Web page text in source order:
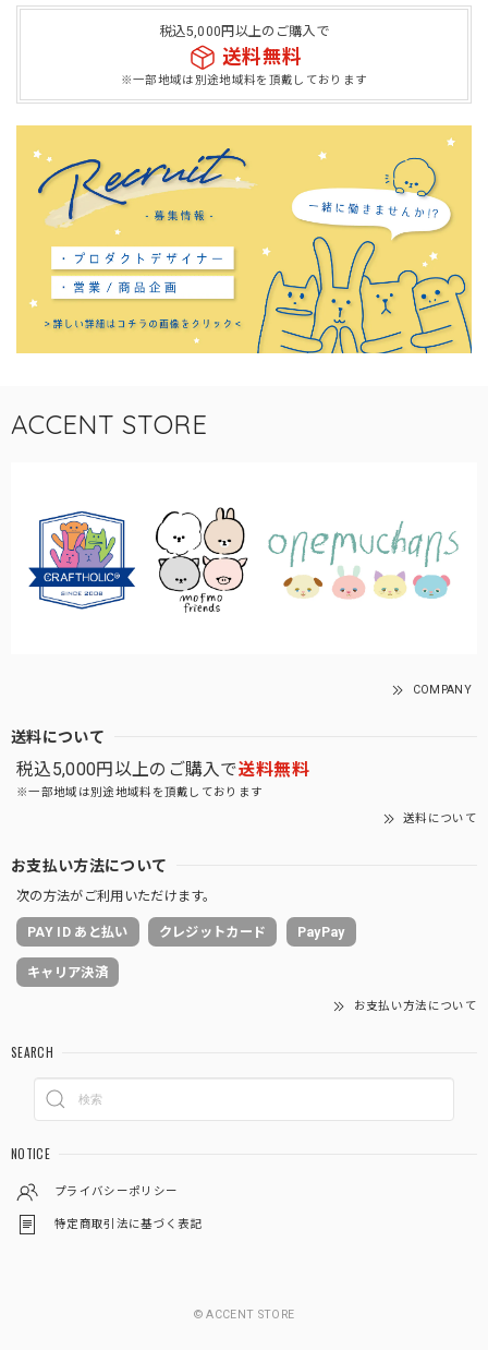
税込5,000円以上のご購入で
送料無料
※一部地域は別途地域料を頂戴しております
ACCENT STORE
COMPANY
送料について
税込5,000円以上のご購入で送料無料
※一部地域は別途地域料を頂戴しております
送料について
お支払い方法について
次の方法がご利用いただけます。
PAY ID あと払い クレジットカード PayPay
キャリア決済
お支払い方法について
SEARCH
NOTICE
プライバシーポリシー
特定商取引法に基づく表記
© ACCENT STORE